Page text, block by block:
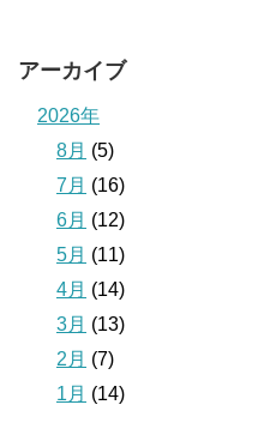
アーカイブ
2026年
8月 (5)
7月 (16)
6月 (12)
5月 (11)
4月 (14)
3月 (13)
2月 (7)
1月 (14)